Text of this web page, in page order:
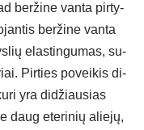
ber­ži­ne van­ta pir­ty­
ber­ži­ne van­ta
elas­tin­gu­mas, su­
Pir­ties po­vei­kis di­
yra di­džiau­sias
daug ete­ri­nių alie­jų,